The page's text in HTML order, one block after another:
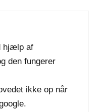
hjælp af
den fungerer
ikke op når